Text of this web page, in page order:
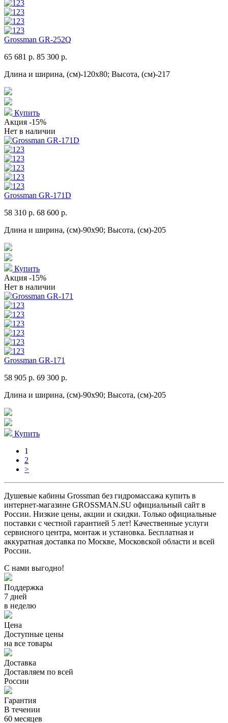
Grossman GR-252Q
65 681 р. 85 300 р.
Длина и ширина, (см)-120x80; Высота, (см)-217
Купить
Акция -15%
Нет в наличии
Grossman GR-171D
58 310 р. 68 600 р.
Длина и ширина, (см)-90x90; Высота, (см)-205
Купить
Акция -15%
Нет в наличии
Grossman GR-171
58 905 р. 69 300 р.
Длина и ширина, (см)-90x90; Высота, (см)-205
Купить
1
2
>
Душевые кабины Grossman без гидромассажа купить в
интернет-магазине GROSSMAN.SU официальный сайт в
России. Низкие цены, акции и скидки. Только официальные
поставки c честной гарантией 5 лет! Качественные услуги
сервисного центра, монтаж и установка. Бесплатная и
аккуратная доставка по Москве, Московской области и всей
России.
С нами выгодно!
Поддержка
7 дней
в неделю
Цена
Доступные цены
на все товары
Доставка
Доставляем по всей
России
Гарантия
В течении
60 месяцев